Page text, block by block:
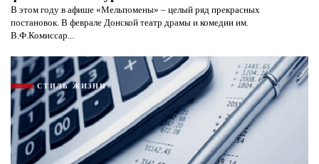
В этом году в афише «Мельпомены» – целый ряд прекрасных
постановок. В феврале Донской театр драмы и комедии им.
В.Ф.Комиссар...
СТИЛЬ ЖИЗНИ